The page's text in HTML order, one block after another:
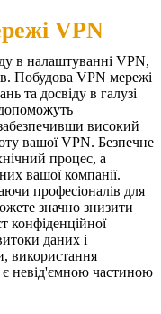
VPN
в налаштуванні VPN,
Побудова VPN мережі
та досвіду в галузі
високий
вашої VPN. Безпечне
процес, а
вашої компанії.
професіоналів для
значно знизити
конфіденційної
даних і
використання
невід'ємною частиною